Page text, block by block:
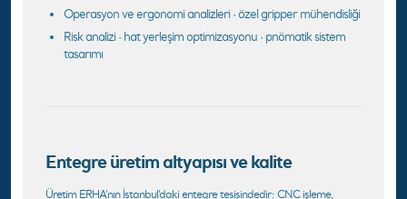
Operasyon ve ergonomi analizleri · özel gripper mühendisliği
Risk analizi · hat yerleşim optimizasyonu · pnömatik sistem
tasarımı
Entegre üretim altyapısı ve kalite
Üretim ERHA’nın İstanbul’daki entegre tesisindedir: CNC işleme,